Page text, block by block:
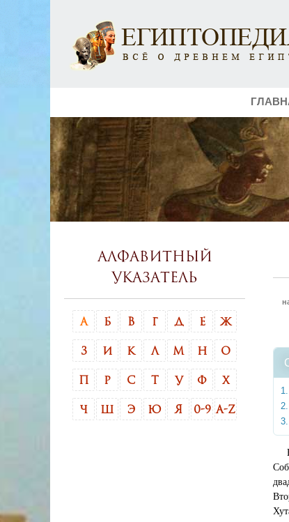
Алфавитный
указатель
А Б В Г Д Е Ж
З И К Л М Н О
Р С Т У Ф Х
Ч Э Ю Я 0-9 A-Z